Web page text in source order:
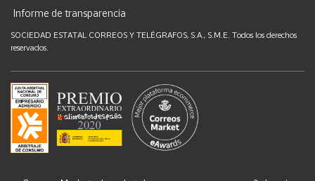
Informe de transparencia
SOCIEDAD ESTATAL CORREOS Y TELÉGRAFOS, S.A., S.M.E. Todos los derechos
reservados.